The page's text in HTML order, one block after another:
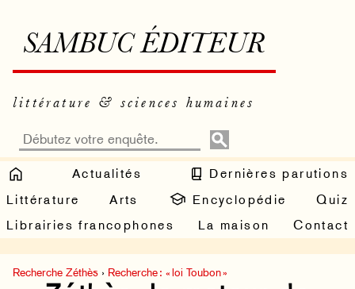
SAMBUC ÉDITEUR
littérature & sciences humaines
Actualités
Dernières parutions
Littérature
Arts Encyclopédie
Quiz
Librairies francophones
La maison Contact
Recherche Zéthès › Recherche : « loi Toubon »